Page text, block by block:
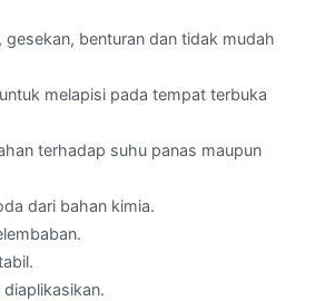
, gesekan, benturan dan tidak mudah
melapisi pada tempat terbuka
terhadap suhu panas maupun
dari bahan kimia.